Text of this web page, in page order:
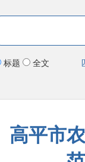
标题 全文
高平市